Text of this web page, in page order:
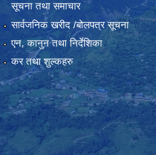
सूचना तथा समाचार
सार्वजनिक खरीद /बोलपत्र सूचना
एन, कानुन तथा निर्देशिका
कर तथा शुल्कहरु